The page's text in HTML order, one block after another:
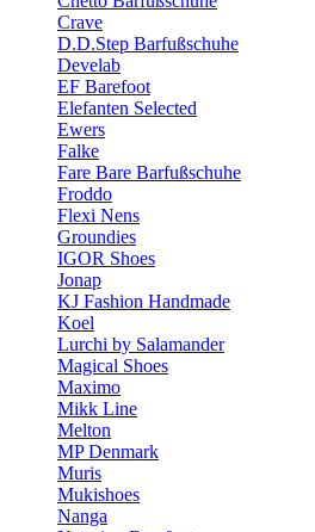
Crave
D.D.Step Barfußschuhe
Develab
EF Barefoot
Elefanten Selected
Ewers
Falke
Fare Bare Barfußschuhe
Froddo
Flexi Nens
Groundies
IGOR Shoes
Jonap
KJ Fashion Handmade
Koel
Lurchi by Salamander
Magical Shoes
Maximo
Mikk Line
Melton
MP Denmark
Muris
Mukishoes
Nanga